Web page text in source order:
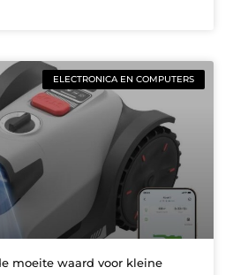
ELECTRONICA EN COMPUTERS
moeite waard voor kleine